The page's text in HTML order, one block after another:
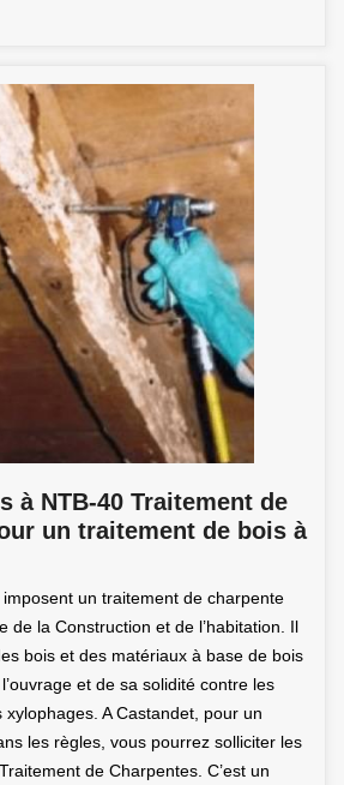
à NTB-40 Traitement de
un traitement de bois à
un traitement de charpente
de la Construction et de l’habitation. Il
bois et des matériaux à base de bois
et de sa solidité contre les
xylophages. A Castandet, pour un
les règles, vous pourrez solliciter les
de Charpentes. C’est un